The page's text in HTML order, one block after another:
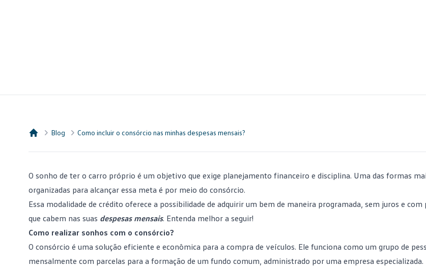
Blog Como incluir o consórcio nas minhas despesas mensais?
O sonho de ter o carro próprio é um objetivo que exige planejamento financeiro e disciplina. Uma das formas
organizadas para alcançar essa meta é por meio do consórcio.
Essa modalidade de crédito oferece a possibilidade de adquirir um bem de maneira programada, sem juros e com
que cabem nas suas despesas mensais. Entenda melhor a seguir!
Como realizar sonhos com o consórcio?
O consórcio é uma solução eficiente e econômica para a compra de veículos. Ele funciona como um grupo de
mensalmente com parcelas para a formação de um fundo comum, administrado por uma empresa especializada.